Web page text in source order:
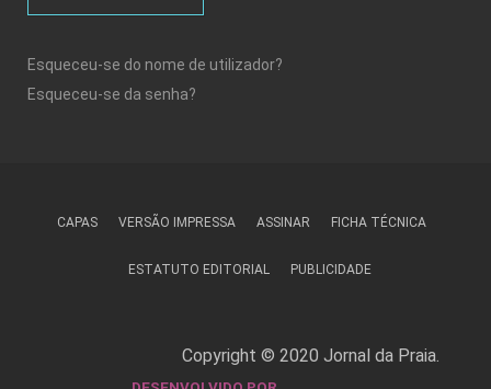
Esqueceu-se do nome de utilizador?
Esqueceu-se da senha?
CAPAS VERSÃO IMPRESSA ASSINAR FICHA TÉCNICA
ESTATUTO EDITORIAL PUBLICIDADE
Copyright © 2020 Jornal da Praia.